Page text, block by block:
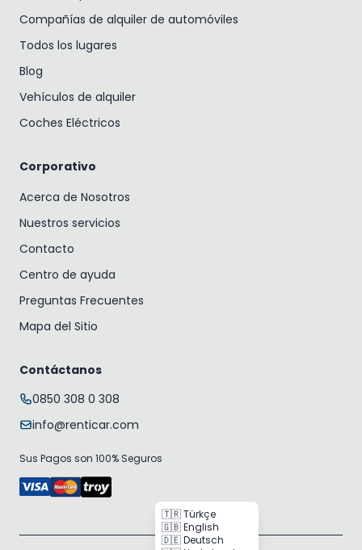
Compañías de alquiler de automóviles
Todos los lugares
Blog
Vehículos de alquiler
Coches Eléctricos
Corporativo
Acerca de Nosotros
Nuestros servicios
Contacto
Centro de ayuda
Preguntas Frecuentes
Mapa del Sitio
Contáctanos
0850 308 0 308
info@renticar.com
Sus Pagos son 100% Seguros
🇹🇷 Türkçe
🇬🇧 English
🇩🇪 Deutsch